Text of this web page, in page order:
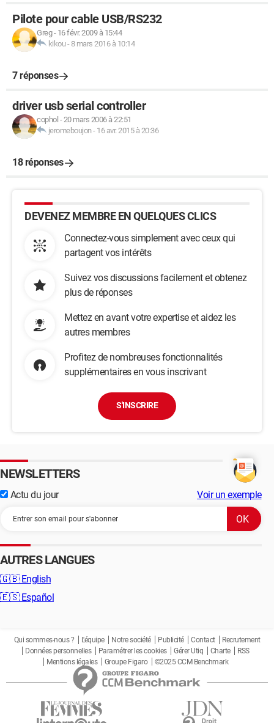
Pilote pour cable USB/RS232
Greg- 16 févr. 2009 à 15:44
kikou- 8 mars 2016 à 10:14
7 réponses
driver usb serial controller
cophol -20 mars 2006 à 22:51
jeromeboujon- 16 avr. 2015 à 20:36
18 réponses
DEVENEZ MEMBRE EN QUELQUES CLICS
Connectez-vous simplement avec ceux qui
partagent vos intérêts
Suivez vos discussions facilement et obtenez
plus de réponses
Mettez en avant votre expertise et aidez les
autres membres
Profitez de nombreuses fonctionnalités
supplémentaires en vous inscrivant
S'INSCRIRE
NEWSLETTERS
Actu du jour Voir un exemple
AUTRES LANGUES
🇬🇧 English
🇪🇸 Español
Qui sommes-nous ? L'équipe Notre société Publicité Contact
Recrutement
Données personnelles
Paramétrer les cookies Gérer Utiq Charte
RSS
Mentions légales
Groupe Figaro ©2025 CCM Benchmark